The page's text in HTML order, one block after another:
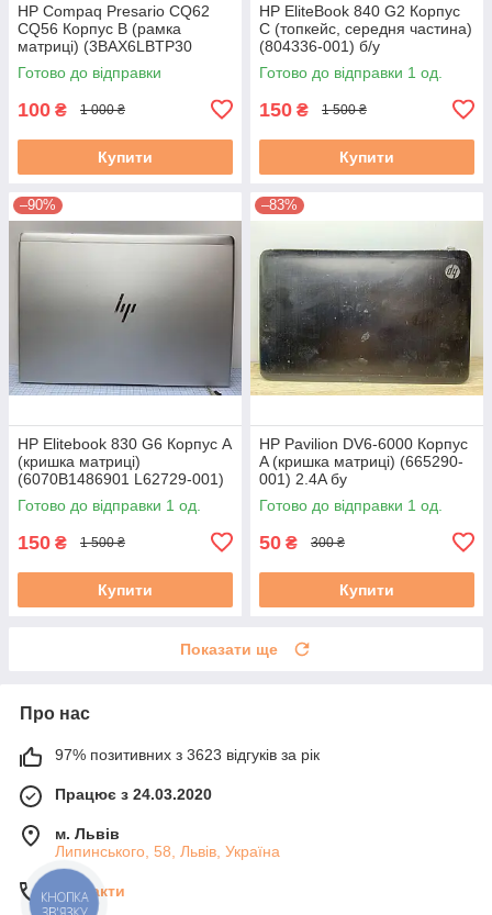
HP Compaq Presario CQ62
CQ56 Корпус B (рамка
матриці) (3BAX6LBTP30
3BAXLLBTP20) б/в
Готово до відправки
100 ₴ 1 000 ₴
Купити
HP EliteBook 840 G2 Корпус
C (топкейс, середня частина)
(804336-001) б/у
Готово до відправки 1 од.
150 ₴ 1 500 ₴
Купити
–90%
HP Elitebook 830 G6 Корпус A
(кришка матриці)
(6070B1486901 L62729-001)
3,5В бу #
Готово до відправки 1 од.
150 ₴ 1 500 ₴
Купити
–83%
HP Pavilion DV6-6000 Корпус
A (кришка матриці) (665290-
001) 2.4A бу
Готово до відправки 1 од.
50 ₴ 300 ₴
Купити
Показати ще
Про нас
97% позитивних з 3623 відгуків за рік
Працює з 24.03.2020
м. Львів
Липинського, 58, Львів, Україна
Контакти
КНОПКА